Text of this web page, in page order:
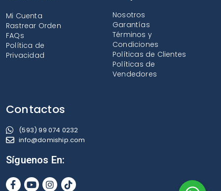
Mi Cuenta
Rastrear Orden
FAQs
Política de
Privacidad
Nosotros
Garantías
Términos y
Condiciones
Políticas de Clientes
Políticas de
Vendedores
Contactos
(593) 99 074 0232
info@domiship.com
Síguenos En: